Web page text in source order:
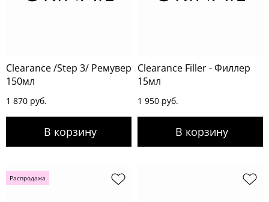
Clearance /Step 3/ Ремувер
150мл
1 870 руб.
Clearance Filler - Филлер
15мл
1 950 руб.
Распродажа